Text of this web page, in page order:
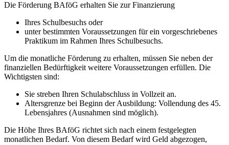
Die Förderung BAföG erhalten Sie zur Finanzierung
Ihres Schulbesuchs oder
unter bestimmten Voraussetzungen für ein vorgeschriebenes
Praktikum im Rahmen Ihres Schulbesuchs.
Um die monatliche Förderung zu erhalten, müssen Sie neben der
finanziellen Bedürftigkeit weitere Voraussetzungen erfüllen. Die
Wichtigsten sind:
Sie streben Ihren Schulabschluss in Vollzeit an.
Altersgrenze bei Beginn der Ausbildung: Vollendung des 45.
Lebensjahres (Ausnahmen sind möglich).
Die Höhe Ihres BAföG richtet sich nach einem festgelegten
monatlichen Bedarf. Von diesem Bedarf wird Geld abgezogen,